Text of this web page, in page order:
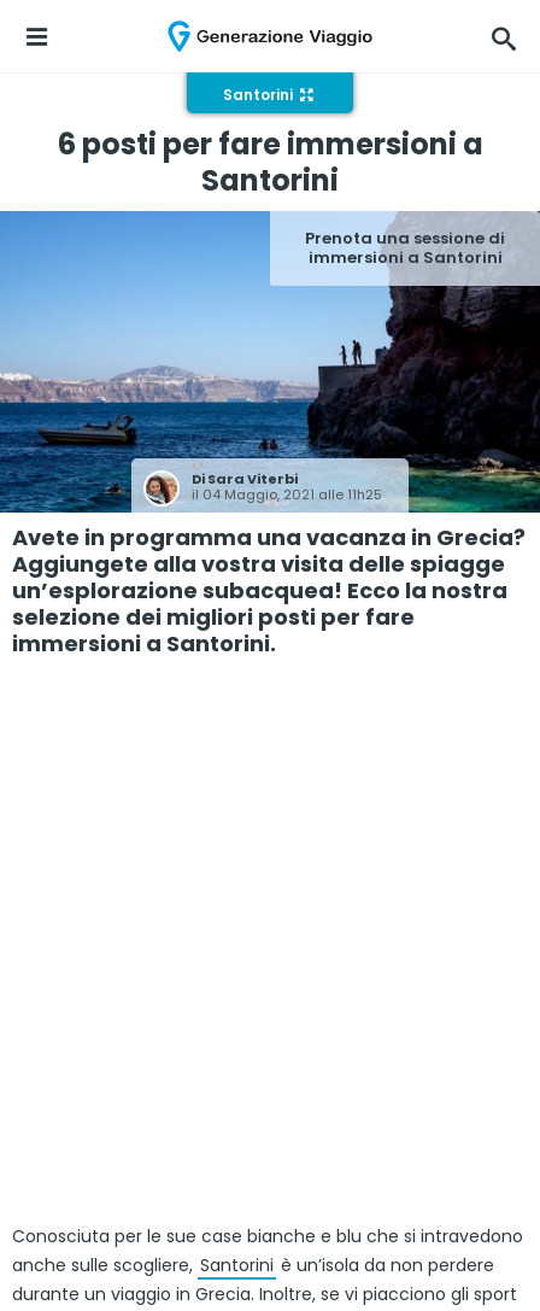
Santorini
6 posti per fare immersioni a
Santorini
DiSara Viterbi
il 04 Maggio, 2021 alle 11h25
Prenota una sessione di
immersioni a Santorini
Avete in programma una vacanza in Grecia?
Aggiungete alla vostra visita delle spiagge
un’esplorazione subacquea! Ecco la nostra
selezione dei migliori posti per fare
immersioni a Santorini.
Conosciuta per le sue case bianche e blu che si intravedono
anche sulle scogliere, Santorini è un’isola da non perdere
durante un viaggio in Grecia. Inoltre, se vi piacciono gli sport